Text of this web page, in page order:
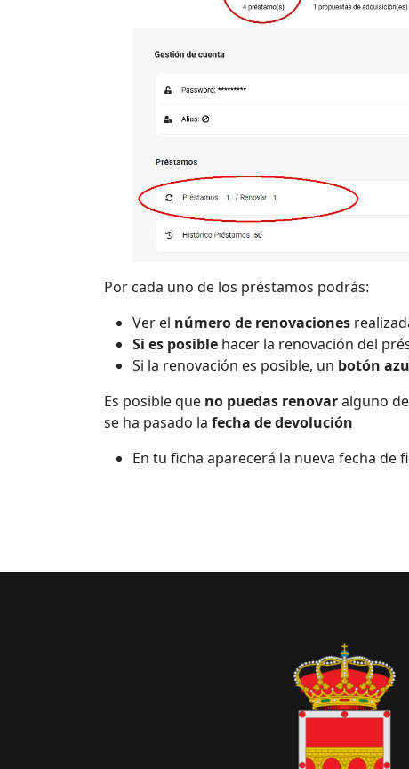
Por cada uno de los préstamos podrás:
Ver el número de renovaciones
Si es posible hacer la renovación del
Si la renovación es posible, un botón
Es posible que no puedas renovaralguno
se ha pasado la fecha de devolución
En tu ficha aparecerá la nueva fecha de